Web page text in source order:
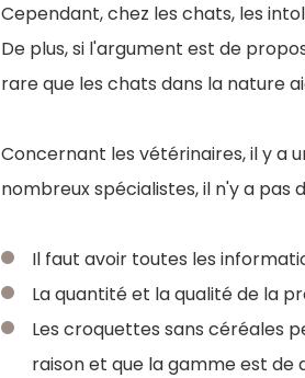
Cependant, chez les chats, les
De plus, si l'argument est de
rare que les chats dans la nature
Concernant les vétérinaires, il y a
nombreux spécialistes, il n'y a pas
Il faut avoir toutes les
La quantité et la qualité de la
Les croquettes sans céréales
raison et que la gamme est de